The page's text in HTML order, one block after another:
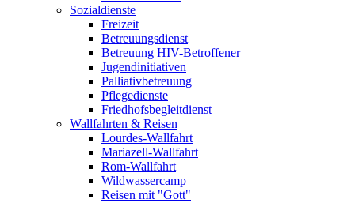
Sozialdienste
Freizeit
Betreuungsdienst
Betreuung HIV-Betroffener
Jugendinitiativen
Palliativbetreuung
Pflegedienste
Friedhofsbegleitdienst
Wallfahrten & Reisen
Lourdes-Wallfahrt
Mariazell-Wallfahrt
Rom-Wallfahrt
Wildwassercamp
Reisen mit "Gott"